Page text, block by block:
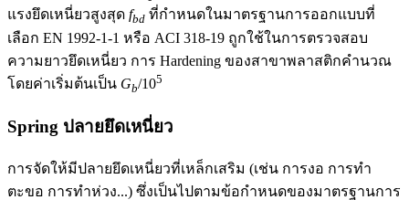
แรงยึดเหนี่ยวสูงสุด fbd ที่กำหนดในมาตรฐานการออกแบบที่
เลือก EN 1992-1-1 หรือ ACI 318-19 ถูกใช้ในการตรวจสอบ
ความยาวยึดเหนี่ยว การ Hardening ของสาขาพลาสติกคำนวณ
โดยค่าเริ่มต้นเป็น Gb/105
Spring ปลายยึดเหนี่ยว
การจัดให้มีปลายยึดเหนี่ยวที่เหล็กเสริม (เช่น การงอ การทำ
ตะขอ การทำห่วง...) ซึ่งเป็นไปตามข้อกำหนดของมาตรฐานการ